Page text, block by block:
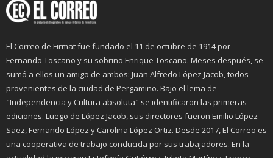
El Correo de Firmat fue fundado el 11 de octubre de 1914 por
Fernando Toscano y su sobrino Enrique Toscano. Meses después, se
sumó a ellos un amigo de ambos: Juan Alfredo López Jacob, todos
provenientes de la ciudad de Pergamino. Bajo el lema de
"Independencia y Cultura absoluta" se identificaron las primeras
ediciones. Luego de López Jacob, sus directores fueron Emilio López
Saez, Fernando López y Carolina López Ortiz. Desde 2017, El Correo es
una cooperativa de trabajo conducida por sus trabajadores. En la